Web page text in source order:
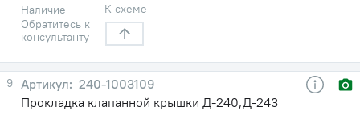
Наличие
Обратитесь к
консультанту
К схеме
9
240-1003109
Прокладка клапанной крышки Д-240,Д-243